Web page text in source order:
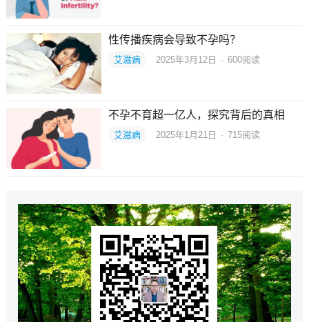
性传播疾病会导致不孕吗？
艾滋病 2025年3月12日 · 600阅读
不孕不育超一亿人，探究背后的真相
艾滋病 2025年1月21日 · 715阅读